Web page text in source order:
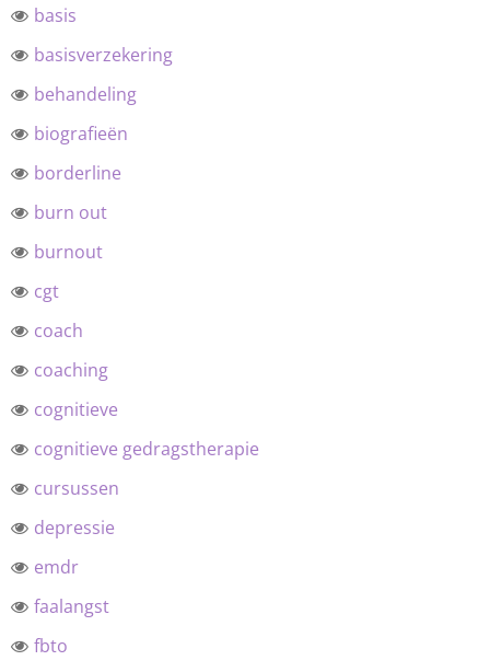
basis
basisverzekering
behandeling
biografieën
borderline
burn out
burnout
cgt
coach
coaching
cognitieve
cognitieve gedragstherapie
cursussen
depressie
emdr
faalangst
fbto